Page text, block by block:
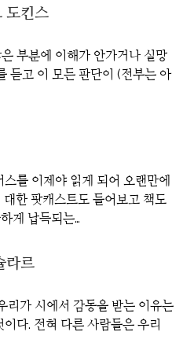
도킨스
부분에 이해가 안가거나 실망
듣고 이 모든 판단이 (전부는 아
를 이제야 읽게 되어 오랜만에
한 팟캐스트도 들어보고 책도
게 납득되는…
라르
리가 시에서 감동을 받는 이유는
다. 전혀 다른 사람들은 우리